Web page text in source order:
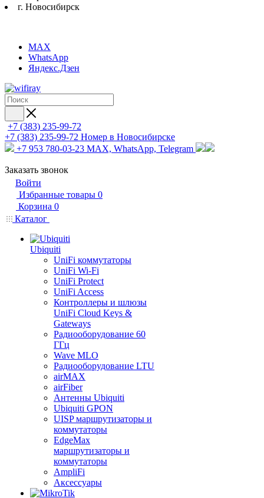
г. Новосибирск
MAX
WhatsApp
Яндекс.Дзен
+7 (383) 235-99-72
+7 (383) 235-99-72 Номер в Новосибирске
+7 953 780-03-23 MAX, WhatsApp, Telegram
Заказать звонок
Войти
Избранные товары 0
Корзина 0
Каталог
Ubiquiti
UniFi коммутаторы
UniFi Wi-Fi
UniFi Protect
UniFi Access
Контроллеры и шлюзы
UniFi Cloud Keys &
Gateways
Радиооборудование 60
ГГц
Wave MLO
Радиооборудование LTU
airMAX
airFiber
Антенны Ubiquiti
Ubiquiti GPON
UISP маршрутизаторы и
коммутаторы
EdgeMax
маршрутизаторы и
коммутаторы
AmpliFi
Аксессуары